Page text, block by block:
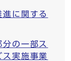
に関する
の一部ス
実施事業